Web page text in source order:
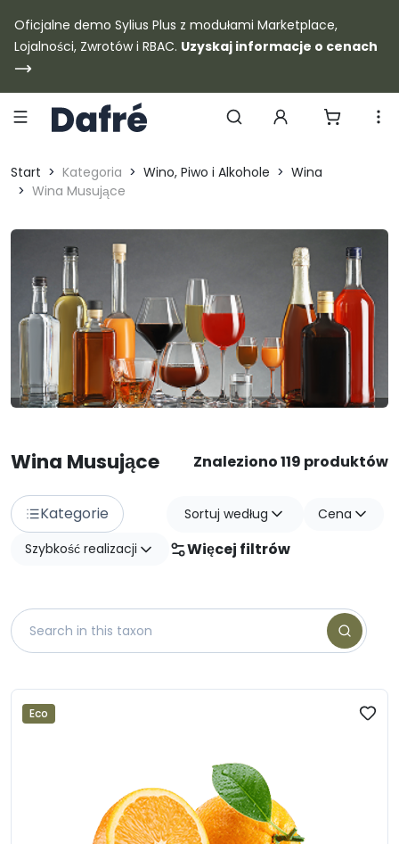
Dafre
Oficjalne demo Sylius Plus z modułami Marketplace,
Lojalności, Zwrotów i RBAC. Uzyskaj informacje o cenach
Start
Kategoria Wino, Piwo i Alkohole
Wina
Wina Musujące
Wina Musujące Znaleziono 119 produktów
Kategorie Sortuj według
Cena
Szybkość realizacji
Więcej filtrów
Eco